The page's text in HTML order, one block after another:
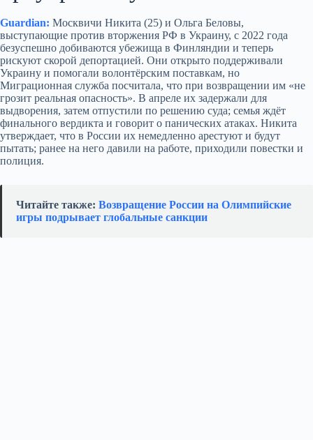
Guardian: Москвичи Никита (25) и Ольга Беловы,
выступающие против вторжения РФ в Украину, с 2022 года
безуспешно добиваются убежища в Финляндии и теперь
рискуют скорой депортацией. Они открыто поддерживали
Украину и помогали волонтёрским поставкам, но
Миграционная служба посчитала, что при возвращении им «не
грозит реальная опасность». В апреле их задержали для
выдворения, затем отпустили по решению суда; семья ждёт
финального вердикта и говорит о панических атаках. Никита
утверждает, что в России их немедленно арестуют и будут
пытать; ранее на него давили на работе, приходили повестки и
полиция.
Читайте также: Возвращение России на Олимпийские
игры подрывает глобальные санкции